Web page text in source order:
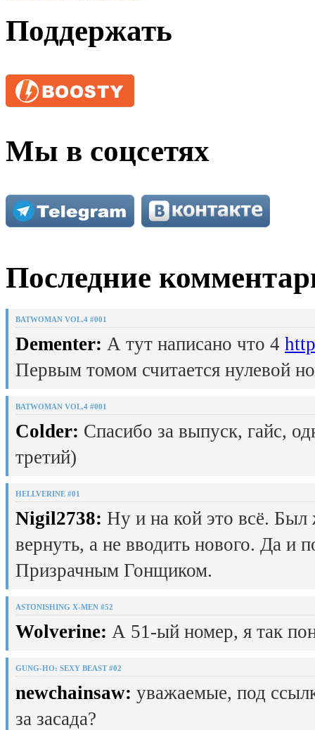
Поддержать
Мы в соцсетях
Последние
BATWOMAN VOL.4 #001
Dementer: А тут написано что 4
Первым томом считается нулевой
BATWOMAN VOL.4 #001
Colder: Спасибо за выпуск, гайс,
третий)
HELLVERINE #01
Nigil2738: Ну и на кой это всё.
вернуть, а не вводить нового. Да и
Призрачным Гонщиком.
ASTONISHING X-MEN #52
Wolverine: А 51-ый номер, я так
GUNG-HO: SEXY BEAST #02
newchainsaw: уважаемые, под
за засада?